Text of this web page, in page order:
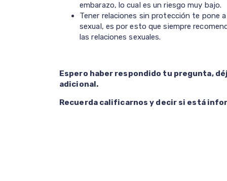
embarazo, lo cual es un riesgo muy bajo.
Tener relaciones sin protección te pone
sexual, es por esto que siempre
las relaciones sexuales.
Espero haber respondido tu pregunta,
adicional.
Recuerda calificarnos y decir si está